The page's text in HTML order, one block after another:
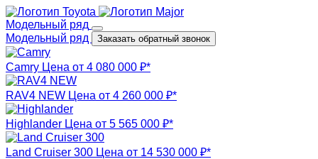
Модельный ряд
Модельный ряд
Заказать обратный звонок
Camry Цена от 4 080 000 ₽*
RAV4 NEW Цена от 4 260 000 ₽*
Highlander Цена от 5 565 000 ₽*
Land Cruiser 300 Цена от 14 530 000 ₽*